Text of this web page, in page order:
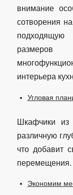
внимание
сотворения
подходящую
интерьера
Угловая
Шкафчики из
различную
что добавит
перемещения.
Экономим